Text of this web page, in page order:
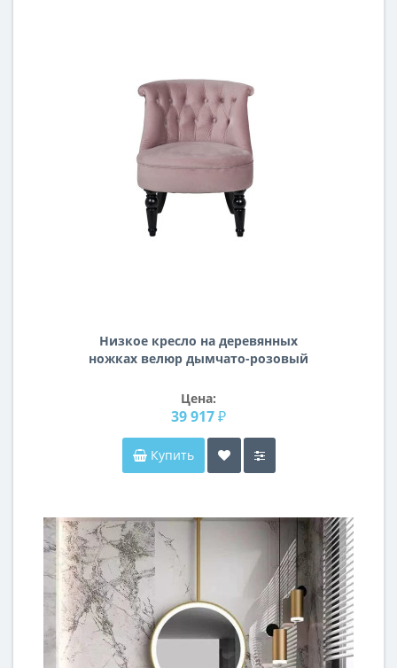
Низкое кресло на деревянных
ножках велюр дымчато-розовый
Цена:
39 917 ₽
Купить